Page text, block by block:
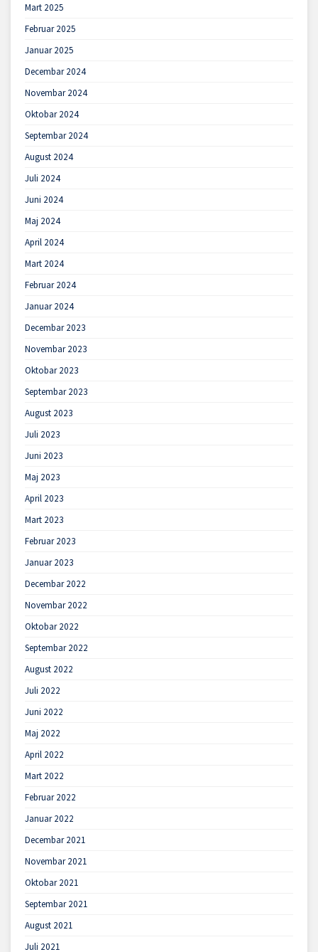
Mart 2025
Februar 2025
Januar 2025
Decembar 2024
Novembar 2024
Oktobar 2024
Septembar 2024
August 2024
Juli 2024
Juni 2024
Maj 2024
April 2024
Mart 2024
Februar 2024
Januar 2024
Decembar 2023
Novembar 2023
Oktobar 2023
Septembar 2023
August 2023
Juli 2023
Juni 2023
Maj 2023
April 2023
Mart 2023
Februar 2023
Januar 2023
Decembar 2022
Novembar 2022
Oktobar 2022
Septembar 2022
August 2022
Juli 2022
Juni 2022
Maj 2022
April 2022
Mart 2022
Februar 2022
Januar 2022
Decembar 2021
Novembar 2021
Oktobar 2021
Septembar 2021
August 2021
Juli 2021